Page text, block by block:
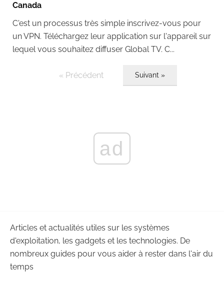
Canada
C'est un processus très simple inscrivez-vous pour
un VPN. Téléchargez leur application sur l'appareil sur
lequel vous souhaitez diffuser Global TV. C...
« Précédent Suivant »
ad
Articles et actualités utiles sur les systèmes
d'exploitation, les gadgets et les technologies. De
nombreux guides pour vous aider à rester dans l'air du
temps